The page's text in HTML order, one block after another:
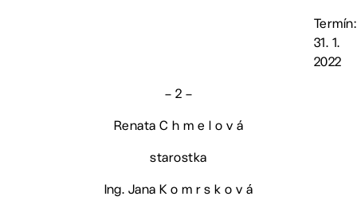
Termín:
31. 1.
2022
– 2 –
Renata C h m e l o v á
starostka
Ing. Jana K o m r s k o v á